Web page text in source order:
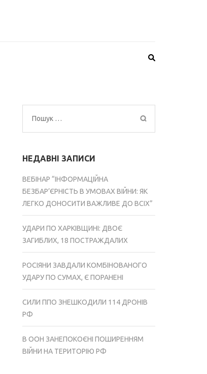
Пошук:
НЕДАВНІ ЗАПИСИ
ВЕБІНАР “ІНФОРМАЦІЙНА
БЕЗБАР’ЄРНІСТЬ В УМОВАХ ВІЙНИ: ЯК
ЛЕГКО ДОНОСИТИ ВАЖЛИВЕ ДО ВСІХ”
УДАРИ ПО ХАРКІВЩИНІ: ДВОЄ
ЗАГИБЛИХ, 18 ПОСТРАЖДАЛИХ
РОСІЯНИ ЗАВДАЛИ КОМБІНОВАНОГО
УДАРУ ПО СУМАХ, Є ПОРАНЕНІ
СИЛИ ППО ЗНЕШКОДИЛИ 114 ДРОНІВ
РФ
В ООН ЗАНЕПОКОЄНІ ПОШИРЕННЯМ
ВІЙНИ НА ТЕРИТОРІЮ РФ